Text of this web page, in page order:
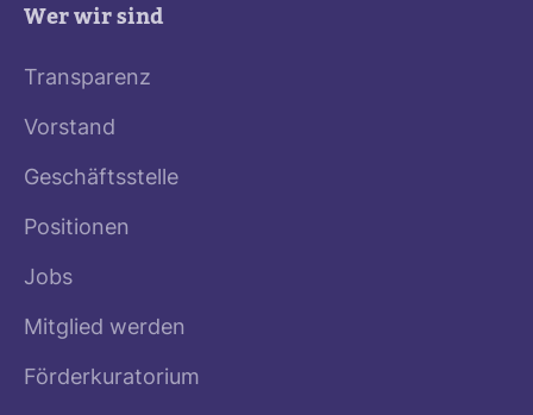
Wer wir sind
Transparenz
Vorstand
Geschäftsstelle
Positionen
Jobs
Mitglied werden
Förderkuratorium